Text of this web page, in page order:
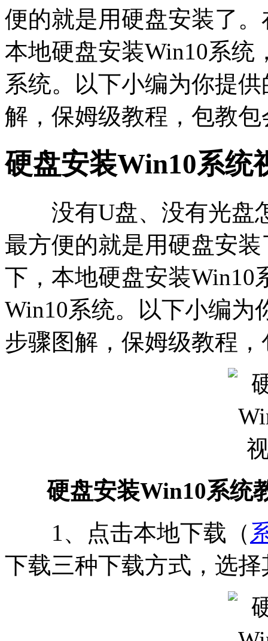
便的就是用硬盘安装了
本地硬盘安装Win10系统
系统。以下小编为你提
解，保姆级教程，包教
硬盘安装Win10系统
没有U盘、没有光盘
最方便的就是用硬盘安
下，本地硬盘安装Win10
Win10系统。以下小编为
步骤图解，保姆级教程
硬盘安装Win10系统
1、点击本地下载（
下载三种下载方式，选